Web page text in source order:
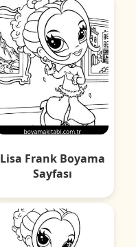
Lisa Frank Boyama
Sayfası